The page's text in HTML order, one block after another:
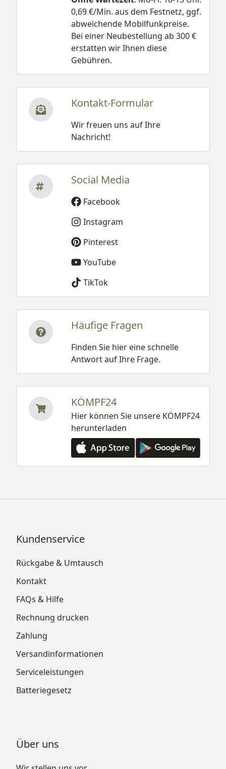
0,69 €/Min. aus dem Festnetz, ggf.
abweichende Mobilfunkpreise.
Bei einer Neubestellung ab 300 €
erstatten wir Ihnen diese
Gebühren.
Kontakt-Formular
Wir freuen uns auf Ihre
Nachricht!
Social Media
Facebook
Instagram
Pinterest
YouTube
TikTok
Häufige Fragen
Finden Sie hier eine schnelle
Antwort auf Ihre Frage.
KÖMPF24
Hier können Sie unsere KÖMPF24
herunterladen
Kundenservice
Rückgabe & Umtausch
Kontakt
FAQs & Hilfe
Rechnung drucken
Zahlung
Versandinformationen
Serviceleistungen
Batteriegesetz
Über uns